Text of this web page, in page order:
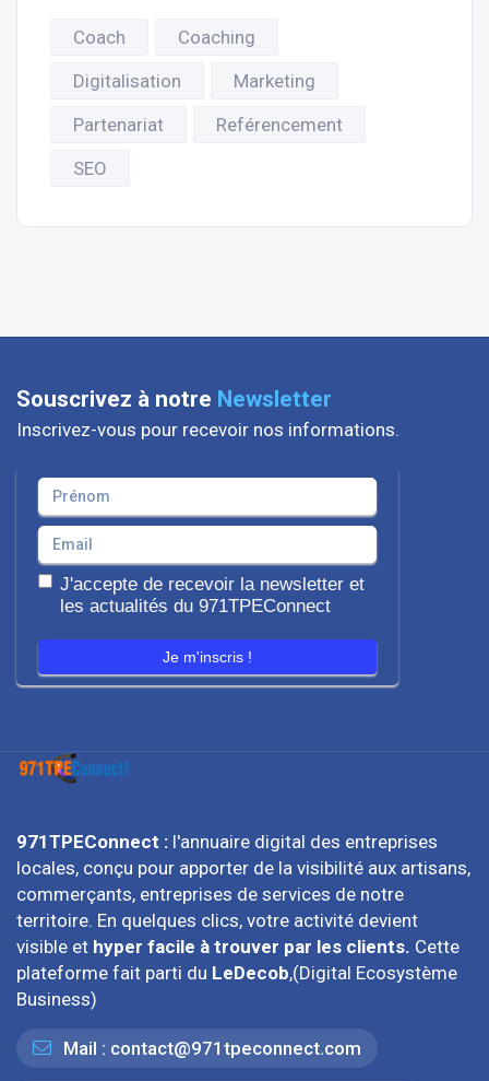
Coach
Coaching
Digitalisation
Marketing
Partenariat
Reférencement
SEO
Souscrivez à notre Newsletter
Inscrivez-vous pour recevoir nos informations.
J'accepte de recevoir la newsletter et
les actualités du 971TPEConnect
Je m'inscris !
971TPEConnect : l'annuaire digital des entreprises
locales, conçu pour apporter de la visibilité aux artisans,
commerçants, entreprises de services de notre
territoire. En quelques clics, votre activité devient
visible et hyper facile à trouver par les clients. Cette
plateforme fait parti du LeDecob,(Digital Ecosystème
Business)
Mail : contact@971tpeconnect.com